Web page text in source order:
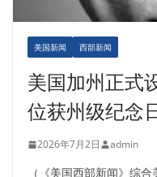
美国新闻 西部新闻
美国加州正式
位获州级纪念
2026年7月2日 admin
（《美国西部新闻》综合